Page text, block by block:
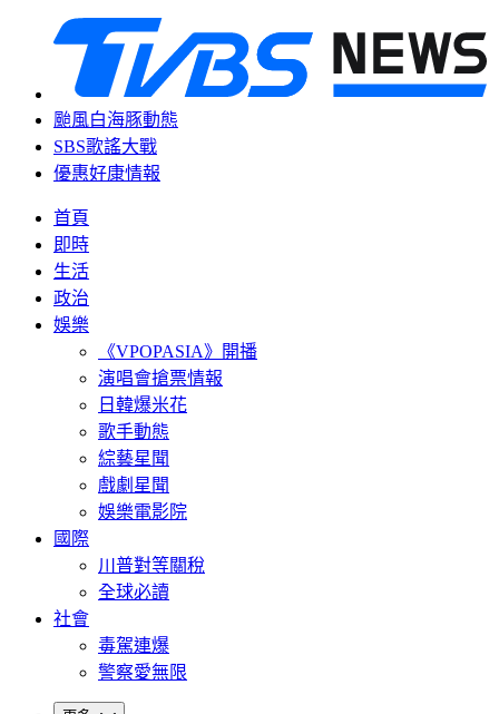
颱風白海豚動態
SBS歌謠大戰
優惠好康情報
首頁
即時
生活
政治
娛樂
《VPOPASIA》開播
演唱會搶票情報
日韓爆米花
歌手動態
綜藝星聞
戲劇星聞
娛樂電影院
國際
川普對等關稅
全球必讀
社會
毒駕連爆
警察愛無限